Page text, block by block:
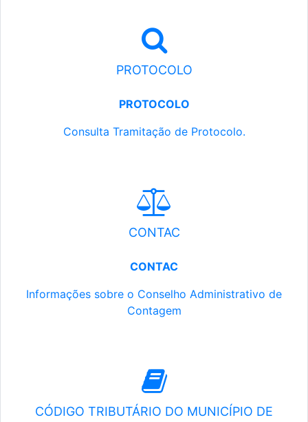
PROTOCOLO
PROTOCOLO
Consulta Tramitação de Protocolo.
CONTAC
CONTAC
Informações sobre o Conselho Administrativo de
Contagem
CÓDIGO TRIBUTÁRIO DO MUNICÍPIO DE